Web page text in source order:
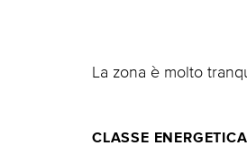
La zona è molto
CLASSE ENERGETICA